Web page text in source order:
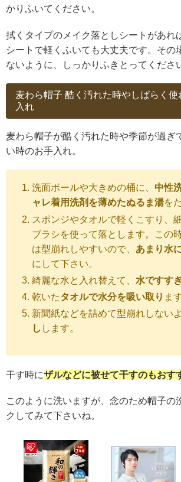
かりふいてください。
拭くタイプのメイク落としシートがあれ
シートで軽くふいても大丈夫です。その
ないように、しっかりふきとってくださ
麦わら帽子 酷く汚れた時やしばらく
入れ
麦わら帽子が酷く汚れた時や季節が過ぎ
い時のお手入れ。
洗面ボールや大きめの桶に、 中性
ャレ着用洗剤を薄めたぬるま湯を
スポンジやタオルで軽くこすり、
ブラシを使って落とします。この
は型崩れしやすいので、 あまり水
にして下さい。
綺麗な水と入れ替えて、 水ですす
乾いたタオルで水分を吸い取り ま
新聞紙などを詰めて型崩れしない
し します。
干す時にザルなどに被せて干すのもおす
このように洗いますが、念のため帽子の
クしてみて下さいね。